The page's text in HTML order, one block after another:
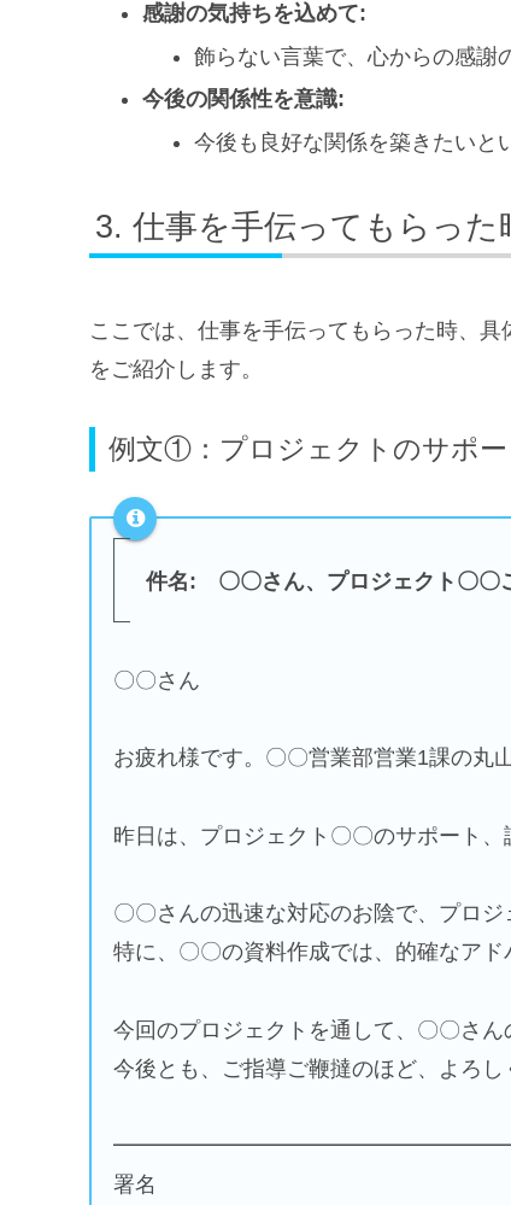
感謝の気持ちを込めて:
飾らない言葉で、心からの感謝
今後の関係性を意識:
今後も良好な関係を築きたいと
仕事を手伝ってもらっ
ここでは、仕事を手伝ってもらった時、
をご紹介します。
例文①：プロジェクトのサポー
件名: 〇〇さん、プロジェクト〇〇
〇〇さん
お疲れ様です。〇〇営業部営業1課の丸山
昨日は、プロジェクト〇〇のサポート、
〇〇さんの迅速な対応のお陰で、プロ
特に、〇〇の資料作成では、的確なアド
今回のプロジェクトを通して、〇〇さ
今後とも、ご指導ご鞭撻のほど、よろし
署名